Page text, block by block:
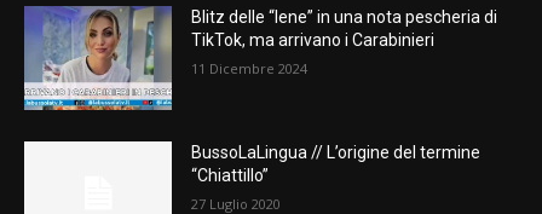
Blitz delle “Iene” in una nota pescheria di
TikTok, ma arrivano i Carabinieri
11 Dicembre 2024
BussoLaLingua // L’origine del termine
“Chiattillo”
27 Luglio 2020